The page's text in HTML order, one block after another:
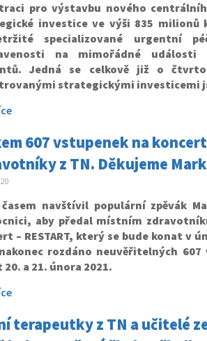
pro výstavbu nového
investice ve výši 835 milionů
specializované urgentní
na mimořádné události
Jedná se celkově již o
strategickými investicemi
607 vstupenek na
z TN. Děkujeme
navštívil populární zpěvák
aby předal místním
– RESTART, který se bude konat v
rozdáno neuvěřitelných
20. a 21. února 2021.
terapeutky z TN a učitelé